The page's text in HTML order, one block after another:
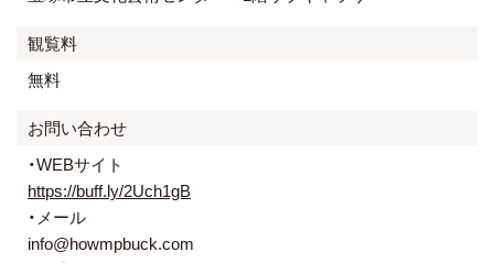
観覧料
無料
お問い合わせ
・WEBサイト
https://buff.ly/2Uch1gB
・メール
info@howmpbuck.com